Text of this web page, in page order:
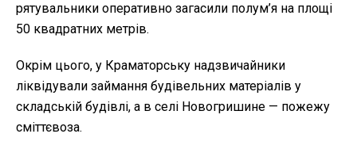
рятувальники оперативно загасили полум’я на площі
50 квадратних метрів.
Окрім цього, у Краматорську надзвичайники
ліквідували займання будівельних матеріалів у
складській будівлі, а в селі Новогришине — пожежу
сміттєвоза.